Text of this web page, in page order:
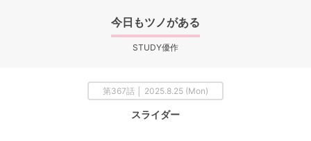
今日もツノがある
STUDY優作
第367話 │ 2025.8.25 (Mon)
スライダー